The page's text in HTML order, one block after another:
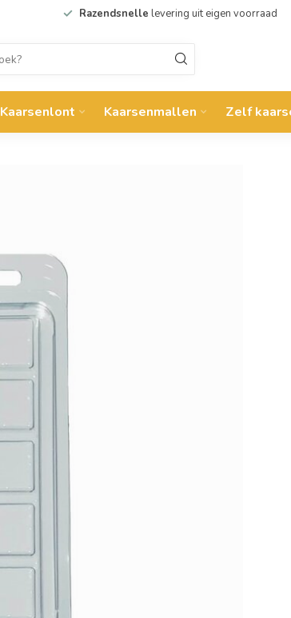
Razendsnelle levering uit eigen voorraad
Kaarsenlont Kaarsenmallen Zelf